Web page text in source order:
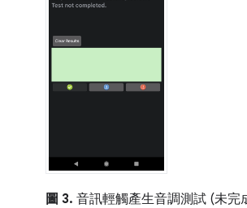
圖 3. 音訊輕觸產生音調測試 (未完